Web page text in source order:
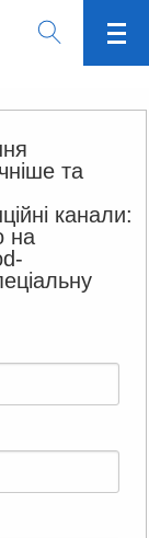
та
дистанційні канали:
на